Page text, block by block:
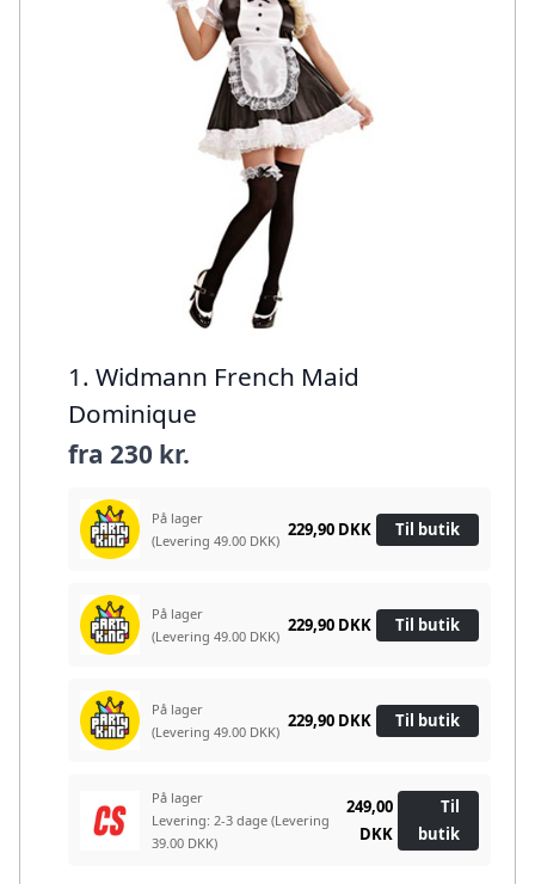
1. Widmann French Maid
Dominique
fra 230 kr.
På lager
(Levering 49.00 DKK)
229,90 DKK Til butik
På lager
(Levering 49.00 DKK)
229,90 DKK Til butik
På lager
(Levering 49.00 DKK)
229,90 DKK Til butik
På lager
Levering: 2-3 dage (Levering
39.00 DKK)
249,00
DKK
Til
butik